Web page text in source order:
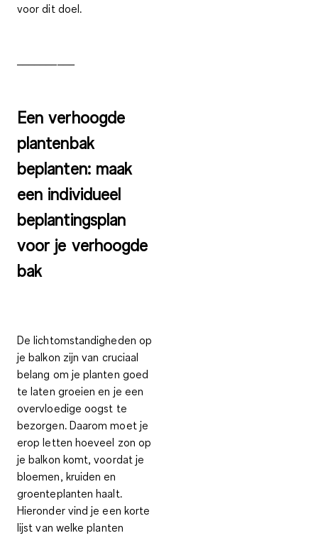
voor dit doel.
Een verhoogde
plantenbak
beplanten: maak
een individueel
beplantingsplan
voor je verhoogde
bak
Delichtomstandigheden op
je balkon zijn van cruciaal
belang om je planten goed
te laten groeien en je een
overvloedige oogst te
bezorgen. Daarom moet je
erop letten hoeveel zon op
je balkon komt, voordat je
bloemen, kruiden en
groenteplanten haalt.
Hieronder vind je een korte
lijst van welke planten